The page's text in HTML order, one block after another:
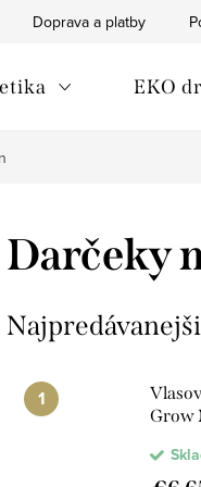
Doprava a platby
EKO
Darčeky
Grow